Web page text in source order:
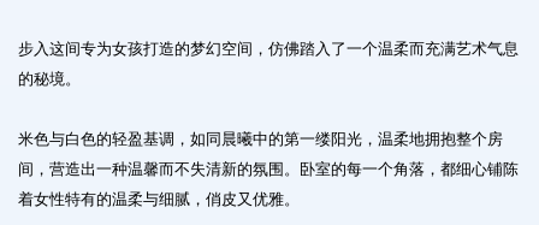
步入这间专为女孩打造的梦幻空间，仿佛踏入了一个温柔而充满艺术气息
的秘境。
米色与白色的轻盈基调，如同晨曦中的第一缕阳光，温柔地拥抱整个房
间，营造出一种温馨而不失清新的氛围。卧室的每一个角落，都细心铺陈
着女性特有的温柔与细腻，俏皮又优雅。